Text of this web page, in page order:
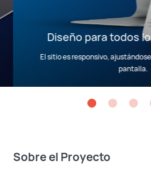
Diseño para todos
El sitio es responsivo,
pantalla.
Sobre el Proyecto